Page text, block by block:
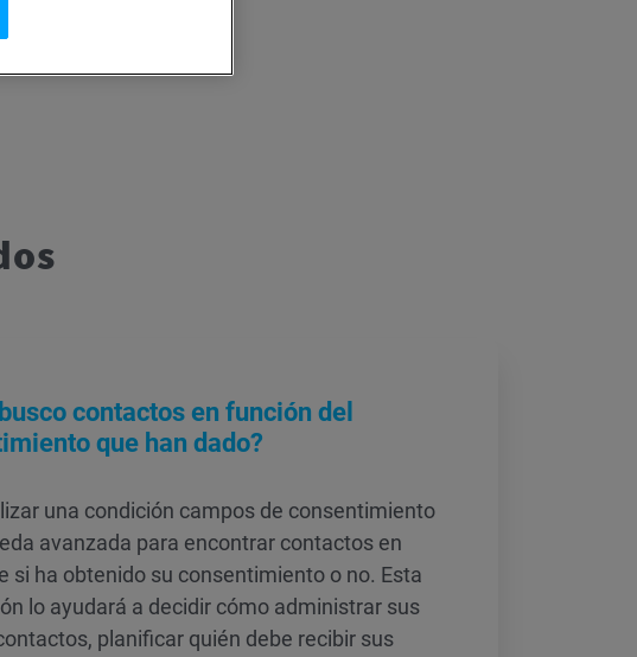
contactos en función del
que han dado?
una condición campos de consentimiento
avanzada para encontrar contactos en
si ha obtenido su consentimiento o no. Esta
lo ayudará a decidir cómo administrar sus
planificar quién debe recibir sus